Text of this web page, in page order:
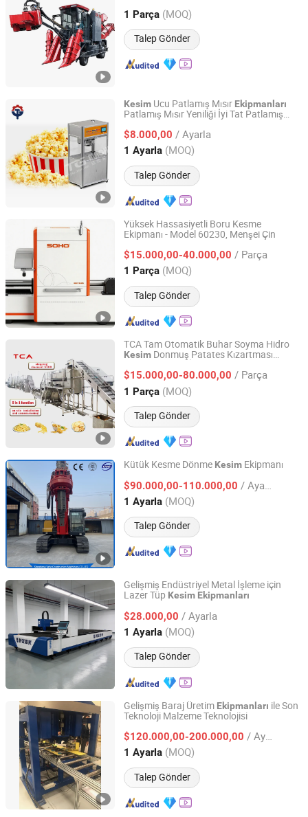
1 Parça (MOQ)
Talep Gönder
Jiangsu, China Fiyat 2011
Kesim Ucu Patlamış Mısır Ekipmanları
Patlamış Mısır Yeniliği İyi Tat Patlamış
$8.000,00 / Ayarla
1 Ayarla (MOQ)
Talep Gönder
Shanghai Target Industry Co., Ltd.
Shanghai, China Fiyat 2013
Yüksek Hassasiyetli Boru Kesme
Ekipmanı - Model 60230, Menşei Çin
$15.000,00-40.000,00 / Parça
1 Parça (MOQ)
Talep Gönder
Jiangsu SOHO Innovation & Technology Group Kasin
Industry & Trade Co., Ltd.
Jiangsu, China Fiyat 2025
TCA Tam Otomatik Buhar Soyma Hidro
Kesim Donmuş Patates Kızartması
$15.000,00-80.000,00 / Parça
1 Parça (MOQ)
Talep Gönder
Shandong Xindaxin Food Industrial Equipment Co., Ltd.
Shandong, China Fiyat 2024
Kütük Kesme Dönme Kesim Ekipmanı
$90.000,00-110.000,00 / Ayarla
1 Ayarla (MOQ)
Talep Gönder
Shandong Yahe Construction Machinery Co., Ltd.
Shandong, China Fiyat 2018
Gelişmiş Endüstriyel Metal İşleme için
Lazer Tüp Kesim Ekipmanları
$28.000,00 / Ayarla
1 Ayarla (MOQ)
Talep Gönder
Jiangsu Bofa Robot Intelligent Equipment Co., Ltd.
Jiangsu, China Fiyat 2026
Gelişmiş Baraj Üretim Ekipmanları ile Son
Teknoloji Malzeme Teknolojisi
$120.000,00-200.000,00 / Ayarla
1 Ayarla (MOQ)
Talep Gönder
Suzhou Kiande Electric Co., Ltd.
Jiangsu, China Fiyat 2017